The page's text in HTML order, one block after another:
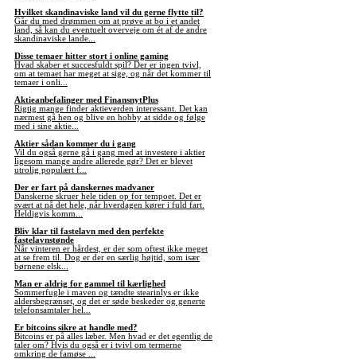
Hvilket skandinaviske land vil du gerne flytte til?
Går du med drømmen om at prøve at bo i et andet
land, så kan du eventuelt overveje om ét af de andre
skandinaviske lande...
Disse temaer hitter stort i online gaming
Hvad skaber et succesfuldt spil? Der er ingen tvivl,
om at temaet har meget at sige, og når det kommer til
temaer i onli...
Aktieanbefalinger med FinansnytPlus
Rigtig mange finder aktieverden interessant. Det kan
nærmest gå hen og blive en hobby at sidde og følge
med i sine aktie...
Aktier sådan kommer du i gang
Vil du også gerne gå i gang med at investere i aktier
ligesom mange andre allerede gør? Det er blevet
utrolig populært f...
Der er fart på danskernes madvaner
Danskerne skruer hele tiden op for tempoet. Det er
svært at nå det hele, når hverdagen kører i fuld fart.
Heldigvis komm...
Bliv klar til fastelavn med den perfekte
fastelavnstønde
Når vinteren er hårdest, er der som oftest ikke meget
at se frem til. Dog er der en særlig højtid, som især
børnene elsk...
Man er aldrig for gammel til kærlighed
Sommerfugle i maven og tændte stearinlys er ikke
aldersbegrænset, og det er søde beskeder og generte
telefonsamtaler hel...
Er bitcoins sikre at handle med?
Bitcoins er på alles læber. Men hvad er det egentlig de
taler om? Hvis du også er i tvivl om termerne
omkring de famøse ...